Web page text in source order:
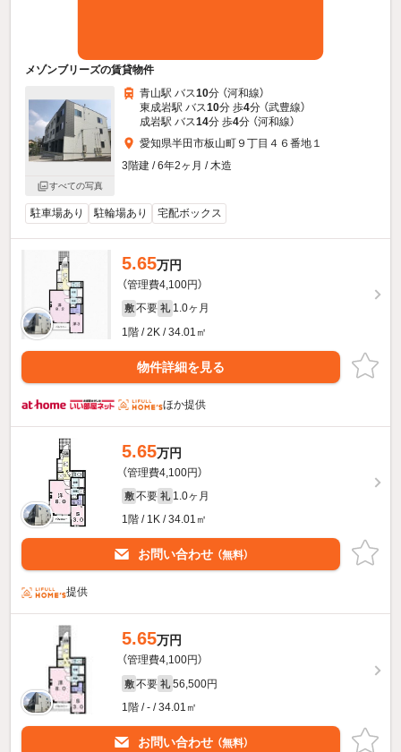
メゾンブリーズの賃貸物件
すべての写真
青山駅 バス10分 （河和線）
東成岩駅 バス10分 歩4分 （武豊線）
成岩駅 バス14分 歩4分 （河和線）
愛知県半田市板山町９丁目４６番地１
3階建 / 6年2ヶ月 / 木造
駐車場あり 駐輪場あり 宅配ボックス
5.65万円
（管理費4,100円）
敷 不要 礼 1.0ヶ月
1階 / 2K / 34.01㎡
物件詳細を見る
ほか提供
5.65万円
（管理費4,100円）
敷 不要 礼 1.0ヶ月
1階 / 1K / 34.01㎡
お問い合わせ （無料）
提供
5.65万円
（管理費4,100円）
敷 不要 礼 56,500円
1階 / - / 34.01㎡
お問い合わせ （無料）